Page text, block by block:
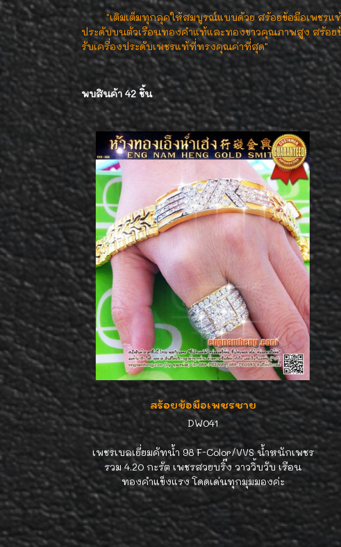
"เติมเต็มทุกลุคให้สมบูรณ์แบบด้วย สร้อยข้อมือเพชรแท้ จ
ประดับบนตัวเรือนทองคำแท้และทองขาวคุณภาพสูง สร้อย
รับเครื่องประดับเพชรแท้ที่ทรงคุณค่าที่สุด"
พบสินค้า 42 ชิ้น
สร้อยข้อมือเพชรชาย
DW041
เพชรเบลเยี่ยมคัทน้ำ 98 F-Color/VVS น้ำหนักเพชร
รวม 4.20 กะรัต เพชรสวยบริ๊ง วาววิ้บวับ เรือน
ทองคำแข็งแรง โดดเด่นทุกมุมมองค่ะ